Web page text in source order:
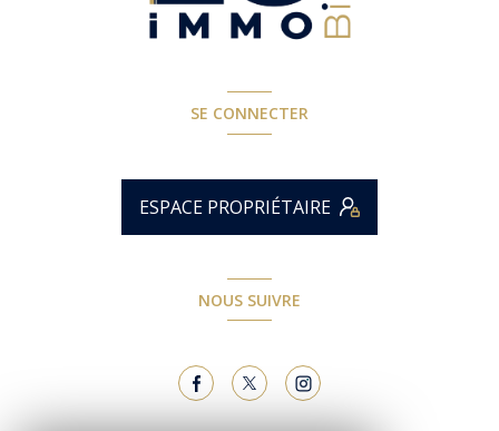
SE CONNECTER
ESPACE PROPRIÉTAIRE
NOUS SUIVRE